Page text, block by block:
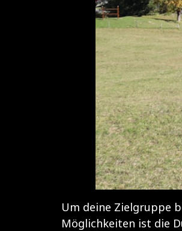
Um deine Zielgruppe
Möglichkeiten ist die